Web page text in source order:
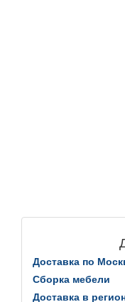
Доставка по
Сборка мебели
Доставка в